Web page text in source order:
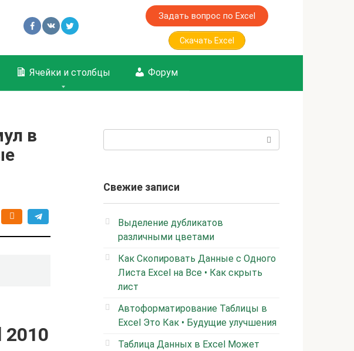
Задать вопрос по Excel
Скачать Excel
Ячейки и столбцы Форум
в
2010
Свежие записи
Выделение дубликатов
различными цветами
Как Скопировать Данные с Одного
Листа Excel на Все • Как скрыть
лист
Автоформатирование Таблицы в
Excel Это Как • Будущие улучшения
Таблица Данных в Excel Может